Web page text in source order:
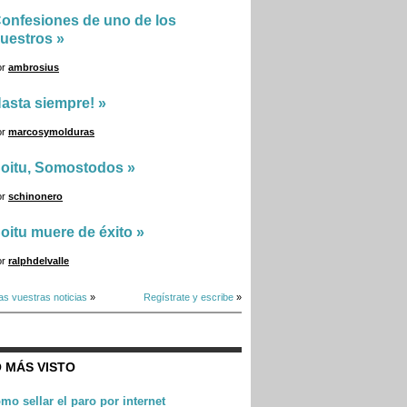
de uno de los
»
ambrosius
siempre! »
marcosymolduras
Somostodos »
schinonero
muere de éxito »
ralphdelvalle
vuestras noticias » Regístrate y escribe »
MÁS VISTO
sellar el paro por internet